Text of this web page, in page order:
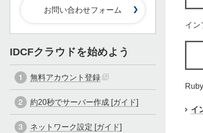
イン
イ
お問い合わせフォーム
IDCFクラウドを始めよう
無料アカウント登録
約20秒でサーバー作成 [ガイド]
ネットワーク設定 [ガイド]